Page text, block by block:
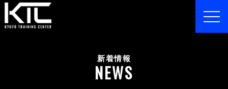
新着情報
NEWS